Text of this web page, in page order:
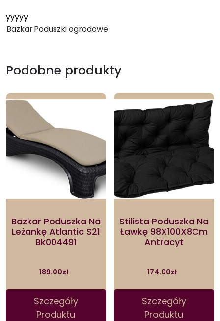
yyyyy
BazkarPoduszki ogrodowe
Podobne produkty
Bazkar Poduszka Na
Leżankę Atlantic S21
Bk004491
189.00zł
Szczegóły
Produktu
Stilista Poduszka Na
Ławkę 98X100X8Cm
Antracyt
174.00zł
Szczegóły
Produktu